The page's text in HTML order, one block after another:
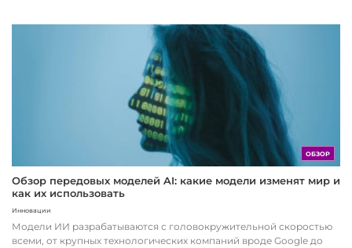
ОБЗОР
Обзор передовых моделей AI: какие модели изменят мир и
как их использовать
Инновации
Модели ИИ разрабатываются с головокружительной скоростью
всеми, от крупных технологических компаний вроде Google до